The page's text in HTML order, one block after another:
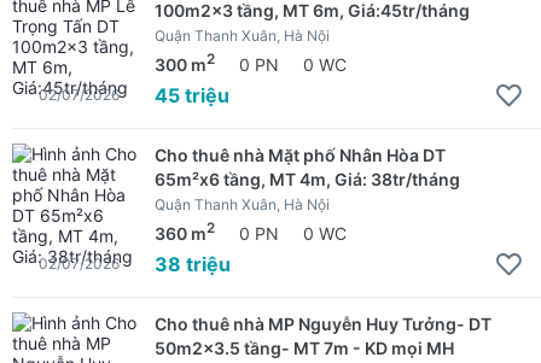
100m2x3 tầng, MT 6m, Giá:45tr/tháng
Quận Thanh Xuân, Hà Nội
300 m2 0 PN 0 WC
45 triệu
02/07/2026
Cho thuê nhà Mặt phố Nhân Hòa DT
65m²x6 tầng, MT 4m, Giá: 38tr/tháng
Quận Thanh Xuân, Hà Nội
360 m2 0 PN 0 WC
38 triệu
02/07/2026
Cho thuê nhà MP Nguyễn Huy Tưởng- DT
50m2x3.5 tầng- MT 7m - KD mọi MH